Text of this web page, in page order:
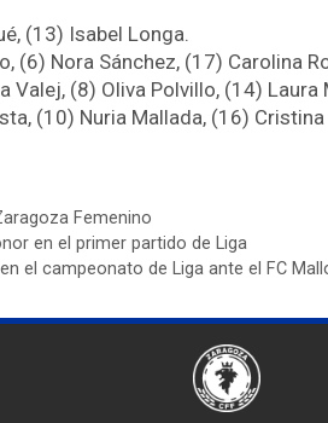
(13) Isabel Longa.
(6) Nora Sánchez, (17) Carolina
Valej, (8) Oliva Polvillo, (14)
(10) Nuria Mallada, (16)
Femenino
en el primer partido de Liga
el campeonato de Liga ante el FC